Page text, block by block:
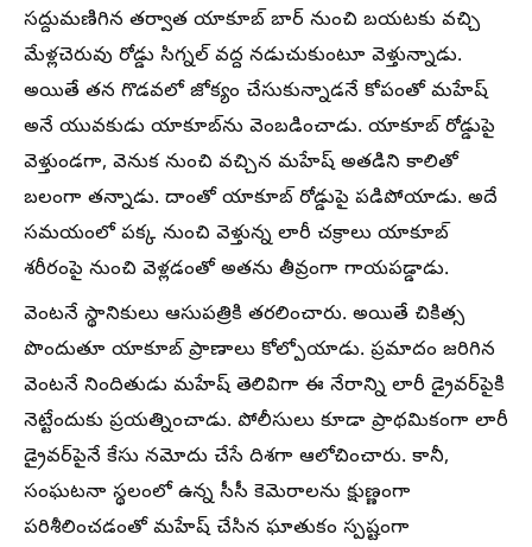
సద్దుమణిగిన తర్వాత యాకూబ్ బార్ నుంచి బయటకు వచ్చి
మేళ్లచెరువు రోడ్డు సిగ్నల్ వద్ద నడుచుకుంటూ వెళ్తున్నాడు.
అయితే తన గొడవలో జోక్యం చేసుకున్నాడనే కోపంతో మహేష్
అనే యువకుడు యాకూబ్‌ను వెంబడించాడు. యాకూబ్ రోడ్డుపై
వెళ్తుండగా, వెనుక నుంచి వచ్చిన మహేష్ అతడిని కాలితో
బలంగా తన్నాడు. దాంతో యాకూబ్ రోడ్డుపై పడిపోయాడు. అదే
సమయంలో పక్క నుంచి వెళ్తున్న లారీ చక్రాలు యాకూబ్
శరీరంపై నుంచి వెళ్లడంతో అతను తీవ్రంగా గాయపడ్డాడు.
వెంటనే స్థానికులు ఆసుపత్రికి తరలించారు. అయితే చికిత్స
పొందుతూ యాకూబ్ ప్రాణాలు కోల్పోయాడు. ప్రమాదం జరిగిన
వెంటనే నిందితుడు మహేష్ తెలివిగా ఈ నేరాన్ని లారీ డ్రైవర్‌పైకి
నెట్టేందుకు ప్రయత్నించాడు. పోలీసులు కూడా ప్రాథమికంగా లారీ
డ్రైవర్‌పైనే కేసు నమోదు చేసే దిశగా ఆలోచించారు. కానీ,
సంఘటనా స్థలంలో ఉన్న సీసీ కెమెరాలను క్షుణ్ణంగా
పరిశీలించడంతో మహేష్ చేసిన ఘాతుకం స్పష్టంగా